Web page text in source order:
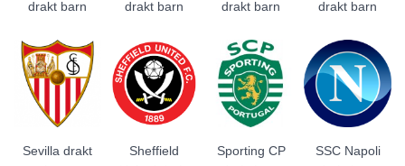
drakt barn
drakt barn
drakt barn
drakt barn
Sevilla drakt
Sheffield
Sporting CP
SSC Napoli